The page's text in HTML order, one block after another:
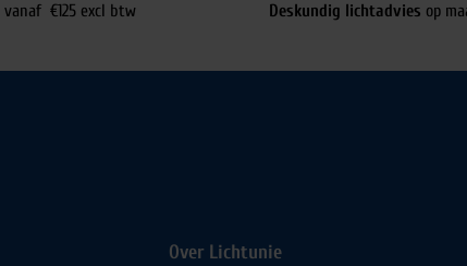
vanaf €125 excl btw Deskundig lichtadvies op
Over Lichtunie